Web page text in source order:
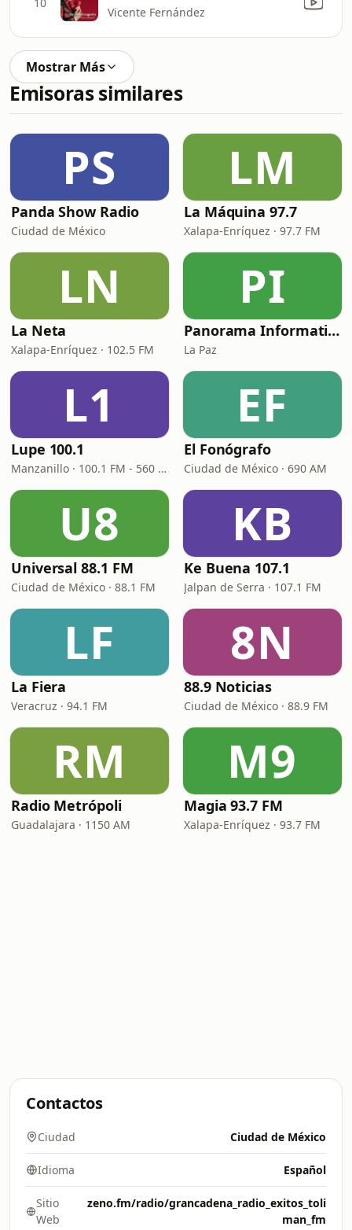
Vicente Fernández
Mostrar Más
Emisoras similares
PS
Panda Show Radio
Ciudad de México
LM
La Máquina 97.7
Xalapa-Enríquez · 97.7 FM
LN
La Neta
Xalapa-Enríquez · 102.5 FM
PI
Panorama Informativo
La Paz
L1
Lupe 100.1
Manzanillo · 100.1 FM - 560 AM
EF
El Fonógrafo
Ciudad de México · 690 AM
U8
Universal 88.1 FM
Ciudad de México · 88.1 FM
KB
Ke Buena 107.1
Jalpan de Serra · 107.1 FM
LF
La Fiera
Veracruz · 94.1 FM
8N
88.9 Noticias
Ciudad de México · 88.9 FM
RM
Radio Metrópoli
Guadalajara · 1150 AM
M9
Magia 93.7 FM
Xalapa-Enríquez · 93.7 FM
Contactos
Ciudad Ciudad de México
Idioma Español
Sitio
Web
zeno.fm/radio/grancadena_radio_exitos_toli
man_fm